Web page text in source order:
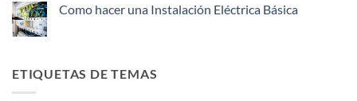
Disyuntor
Como hacer una Instalación Eléctrica Básica
hacer
ETIQUETAS DE TEMAS